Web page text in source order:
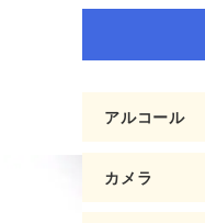
アルコール
カメラ